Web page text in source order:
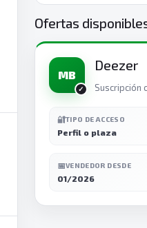
Ofertas
MB
Deezer
Suscripción
🔐TIPO DE ACCESO
Perfil o plaza
📅VENDEDOR DESDE
01/2026